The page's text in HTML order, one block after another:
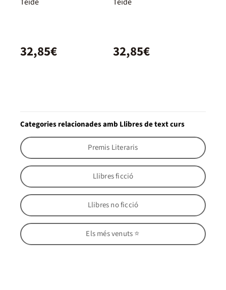
32,85€ 32,85€
Categories relacionades amb Llibres de text curs
Premis Literaris
Llibres ficció
Llibres no ficció
Els més venuts ⭐